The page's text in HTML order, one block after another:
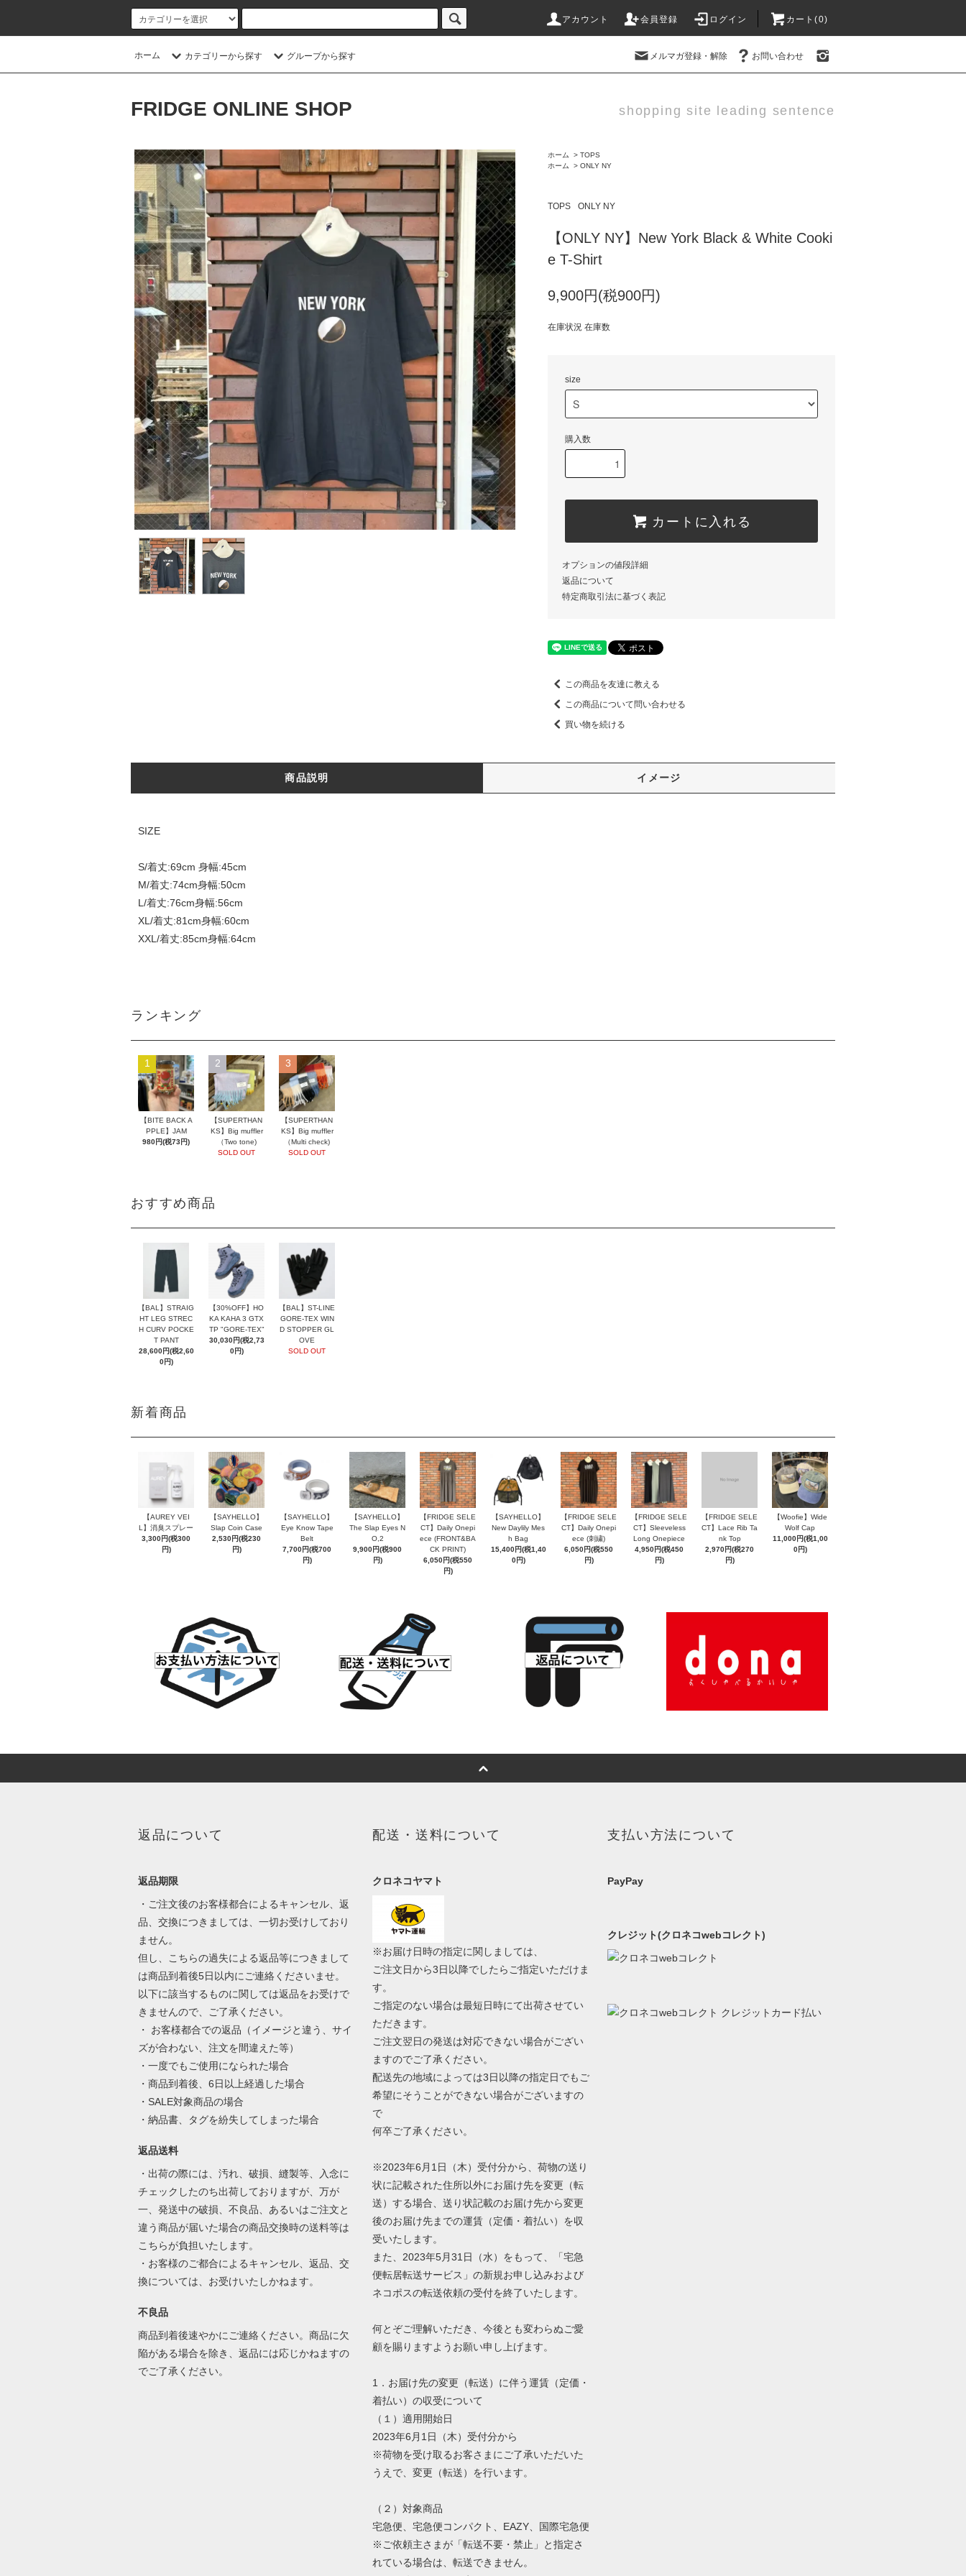
アカウント 会員登録 ログイン カート(0)
ホーム カテゴリーから探す グループから探す メルマガ登録・解除 お問い合わせ
FRIDGE ONLINE SHOP shopping site leading sentence
ホーム > TOPS
ホーム
> ONLY NY
TOPS ONLY NY
【ONLY NY】New York Black & White Cooki
e T-Shirt
9,900円(税900円)
在庫状況 在庫数
size
購入数
カートに入れる
オプションの値段詳細
返品について
特定商取引法に基づく表記
この商品を友達に教える
この商品について問い合わせる
買い物を続ける
商品説明 イメージ
SIZE
S/着丈:69cm 身幅:45cm
M/着丈:74cm身幅:50cm
L/着丈:76cm身幅:56cm
XL/着丈:81cm身幅:60cm
XXL/着丈:85cm身幅:64cm
ランキング
1
【BITE BACK A
PPLE】JAM
980円(税73円)
2
【SUPERTHAN
KS】Big muffler
（Two tone)
SOLD OUT
3
【SUPERTHAN
KS】Big muffler
（Multi check)
SOLD OUT
おすすめ商品
【BAL】STRAIG
HT LEG STREC
H CURV POCKE
T PANT
28,600円(税2,60
0円)
【30%OFF】HO
KA KAHA 3 GTX
TP "GORE-TEX"
30,030円(税2,73
0円)
【BAL】ST-LINE
GORE-TEX WIN
D STOPPER GL
OVE
SOLD OUT
新着商品
【AUREY VEI
L】消臭スプレー
3,300円(税300
円)
【SAYHELLO】
Slap Coin Case
2,530円(税230
円)
【SAYHELLO】
Eye Know Tape
Belt
7,700円(税700
円)
【SAYHELLO】
The Slap Eyes N
O,2
9,900円(税900
円)
【FRIDGE SELE
CT】Daily Onepi
ece (FRONT&BA
CK PRINT)
6,050円(税550
円)
【SAYHELLO】
New Daylily Mes
h Bag
15,400円(税1,40
0円)
【FRIDGE SELE
CT】Daily Onepi
ece (刺繍)
6,050円(税550
円)
【FRIDGE SELE
CT】Sleeveless
Long Onepiece
4,950円(税450
円)
【FRIDGE SELE
CT】Lace Rib Ta
nk Top
2,970円(税270
円)
【Woofie】Wide
Wolf Cap
11,000円(税1,00
0円)
返品について
返品期限
・ご注文後のお客様都合によるキャンセル、返
品、交換につきましては、一切お受けしており
ません。
但し、こちらの過失による返品等につきまして
は商品到着後5日以内にご連絡くださいませ。
以下に該当するものに関しては返品をお受けで
きませんので、ご了承ください。
・ お客様都合での返品（イメージと違う、サイ
ズが合わない、注文を間違えた等）
・一度でもご使用になられた場合
・商品到着後、6日以上経過した場合
・SALE対象商品の場合
・納品書、タグを紛失してしまった場合
返品送料
・出荷の際には、汚れ、破損、縫製等、入念に
チェックしたのち出荷しておりますが、万が
一、発送中の破損、不良品、あるいはご注文と
違う商品が届いた場合の商品交換時の送料等は
こちらが負担いたします。
・お客様のご都合によるキャンセル、返品、交
換については、お受けいたしかねます。
不良品
商品到着後速やかにご連絡ください。商品に欠
陥がある場合を除き、返品には応じかねますの
でご了承ください。
配送・送料について
クロネコヤマト
※お届け日時の指定に関しましては、
ご注文日から3日以降でしたらご指定いただけま
す。
ご指定のない場合は最短日時にて出荷させてい
ただきます。
ご注文翌日の発送は対応できない場合がござい
ますのでご了承ください。
配送先の地域によっては3日以降の指定日でもご
希望にそうことができない場合がございますの
で
何卒ご了承ください。
※2023年6月1日（木）受付分から、荷物の送り
状に記載された住所以外にお届け先を変更（転
送）する場合、送り状記載のお届け先から変更
後のお届け先までの運賃（定価・着払い）を収
受いたします。
また、2023年5月31日（水）をもって、「宅急
便転居転送サービス」の新規お申し込みおよび
ネコポスの転送依頼の受付を終了いたします。
何とぞご理解いただき、今後とも変わらぬご愛
顧を賜りますようお願い申し上げます。
1．お届け先の変更（転送）に伴う運賃（定価・
着払い）の収受について
（１）適用開始日
2023年6月1日（木）受付分から
※荷物を受け取るお客さまにご了承いただいた
うえで、変更（転送）を行います。
（２）対象商品
宅急便、宅急便コンパクト、EAZY、国際宅急便
※ご依頼主さまが「転送不要・禁止」と指定さ
れている場合は、転送できません。
支払い方法について
PayPay
クレジット(クロネコwebコレクト)